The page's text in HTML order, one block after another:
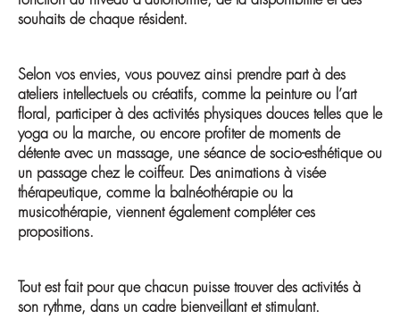
souhaits de chaque résident.
Selon vos envies, vous pouvez ainsi prendre part à des
ateliers intellectuels ou créatifs, comme la peinture ou l’art
floral, participer à des activités physiques douces telles que le
yoga ou la marche, ou encore profiter de moments de
détente avec un massage, une séance de socio-esthétique ou
un passage chez le coiffeur. Des animations à visée
thérapeutique, comme la balnéothérapie ou la
musicothérapie, viennent également compléter ces
propositions.
Tout est fait pour que chacun puisse trouver des activités à
son rythme, dans un cadre bienveillant et stimulant.